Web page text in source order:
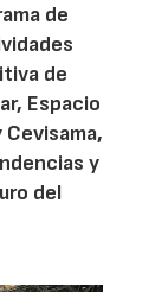
de
de
Espacio
Cevisama,
y
del